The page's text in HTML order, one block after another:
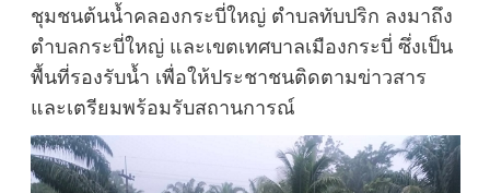
ชุมชนต้นน้ำคลองกระบี่ใหญ่ ตำบลทับปริก ลงมาถึง
ตำบลกระบี่ใหญ่ และเขตเทศบาลเมืองกระบี่ ซึ่งเป็น
พื้นที่รองรับน้ำ เพื่อให้ประชาชนติดตามข่าวสาร
และเตรียมพร้อมรับสถานการณ์